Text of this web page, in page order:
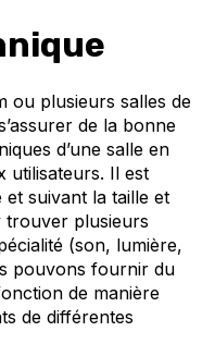
ou plusieurs salles de
de la bonne
d’une salle en
utilisateurs. Il est
et suivant la taille et
trouver plusieurs
(son, lumière,
pouvons fournir du
de manière
de différentes